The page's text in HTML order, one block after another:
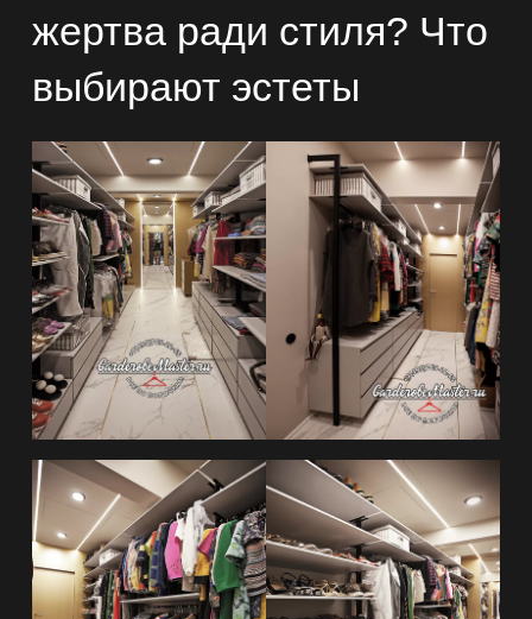
жертва ради стиля? Что
выбирают эстеты